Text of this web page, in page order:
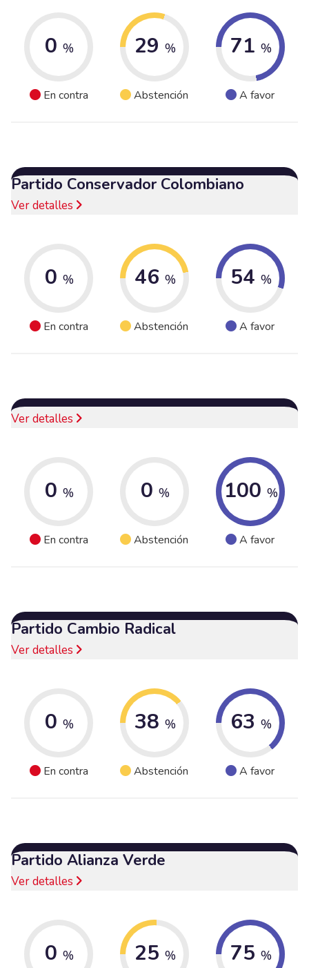
0 %
En contra
29 %
Abstención
71 %
A favor
Partido Conservador Colombiano
Ver detalles
0 %
En contra
46 %
Abstención
54 %
A favor
Ver detalles
0 %
En contra
0 %
Abstención
100 %
A favor
Partido Cambio Radical
Ver detalles
0 %
En contra
38 %
Abstención
63 %
A favor
Partido Alianza Verde
Ver detalles
0 % 25 % 75 %